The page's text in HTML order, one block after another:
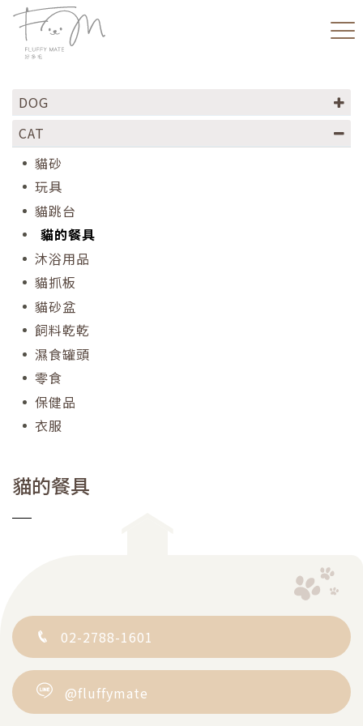
DOG
CAT
貓砂
玩具
貓跳台
貓的餐具
沐浴用品
貓抓板
貓砂盆
飼料乾乾
濕食罐頭
零食
保健品
衣服
貓的餐具
02-2788-1601
@fluffymate